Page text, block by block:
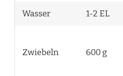
Wasser 1-2 EL
Zwiebeln 600 g